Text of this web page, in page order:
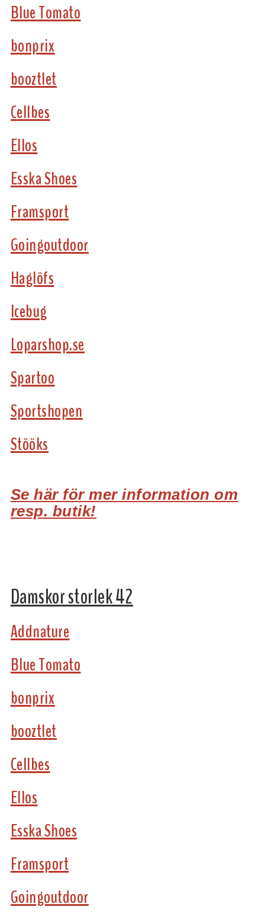
Blue Tomato
bonprix
booztlet
Cellbes
Ellos
Esska Shoes
Framsport
Goingoutdoor
Haglöfs
Icebug
Loparshop.se
Spartoo
Sportshopen
Stööks
Se här för mer information om
resp. butik!
Damskor storlek 42
Addnature
Blue Tomato
bonprix
booztlet
Cellbes
Ellos
Esska Shoes
Framsport
Goingoutdoor